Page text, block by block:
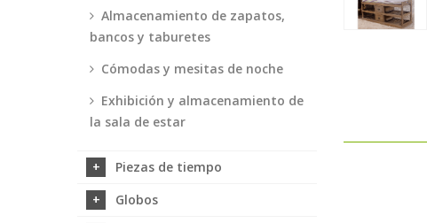
Almacenamiento de zapatos,
bancos y taburetes
Cómodas y mesitas de noche
Exhibición y almacenamiento de
la sala de estar
Piezas de tiempo
Globos